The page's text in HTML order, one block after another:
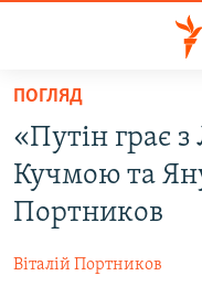
Перейти
основного
матеріалу
Перейти
до
основної
ВОДА.КРИМ
ВІДЕО ТА ФОТО
БЛОГИ
ПОГЛЯД
«Путін грає
Кучмою та
Портников
Віталій Портников